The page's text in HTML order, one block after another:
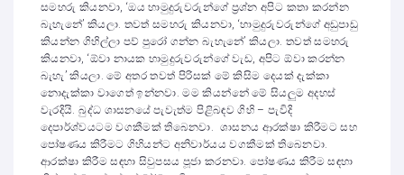
සමහරු කියනවා, ‘ඔය හාමුදුරුවරුන්ගේ ප්‍රශ්න අපිට කතා කරන්න
බැහැනේ’ කියලා. තවත් සමහරු කියනවා, ‘හාමුදුරුවරුන්ගේ අඩුපාඩු
කියන්න ගිහිල්ලා පව් පුරෝ ගන්න බැහැනේ’ කියලා. තවත් සමහරු
කියනවා, ‘ඕවා නායක හාමුදුරුවරුන්ගේ වැඩ, අපිට ඕවා කරන්න
බැහැ’ කියලා. මේ අතර තවත් පිරිසක් මේ කිසිම දෙයක් දැක්කා
නොදැක්කා වාගෙත් ඉන්නවා. මම කියන්නේ මේ සියලුම අදහස්
වැරදියි. බුද්ධ ශාසනයේ පැවැත්ම පිළිබඳව ගිහි – පැවිදි
දෙපාර්ශ්වයටම වගකීමක් තිබෙනවා. ශාසනය ආරක්ෂා කිරීමට සහ
පෝෂණය කිරීමට ගිහියන්ට අනිවාර්යය වගකීමක් තිබෙනවා.
ආරක්ෂා කිරීම සඳහා සිවුපසය පූජා කරනවා. පෝෂණය කිරීම සඳහා